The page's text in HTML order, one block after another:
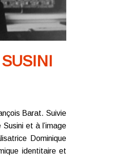
Barat. Suivie
et à l’image
Dominique
identitaire et